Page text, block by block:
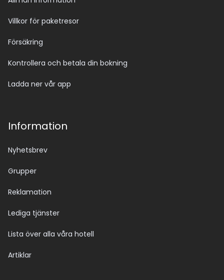
Villkor för paketresor
Försäkring
Kontrollera och betala din bokning
Ladda ner vår app
Information
Nyhetsbrev
Grupper
Reklamation
Lediga tjänster
Lista över alla våra hotell
Artiklar